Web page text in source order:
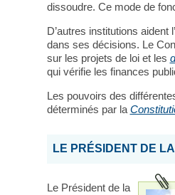
dissoudre. Ce mode de
D’autres institutions aident
dans ses décisions. Le
sur les projets de loi et les
qui vérifie les finances
Les pouvoirs des
déterminés par la
LE PRÉSIDENT DE
Le Président de la